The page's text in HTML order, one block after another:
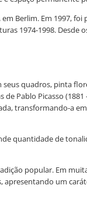
Berlim. Em 1997,
1974-1998.
quadros, pinta
Picasso
transformando-a
quantidade de
popular. Em
apresentando um